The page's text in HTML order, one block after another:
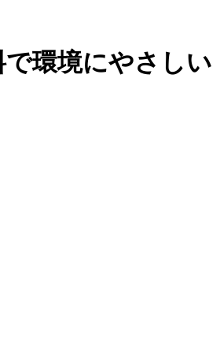
環境にやさしい